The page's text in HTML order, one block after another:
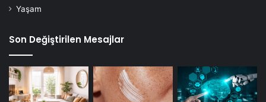
Yaşam
Son Değiştirilen Mesajlar